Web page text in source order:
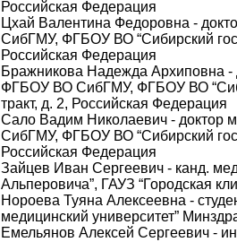
Российская Федерация
Цхай Валентина Федоровна -
СибГМУ, ФГБОУ ВО “Сибирский
Российская Федерация
Бражникова Надежда Архиповна -
ФГБОУ ВО СибГМУ, ФГБОУ ВО
тракт, д. 2, Российская Федерация
Сало Вадим Николаевич - доктор
СибГМУ, ФГБОУ ВО “Сибирский
Российская Федерация
Зайцев Иван Сергеевич - канд.
Альперовича”, ГАУЗ “Городская
Нороева Туяна Алексеевна -
медицинский университет”
Емельянов Алексей Сергеевич -